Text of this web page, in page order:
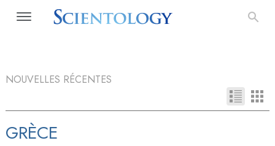
NOUVELLES RÉCENTES
GRÈCE